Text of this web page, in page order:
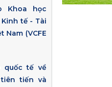
Khoa học
Kinh tế - Tài
Nam (VCFE
quốc tế về
tiến và